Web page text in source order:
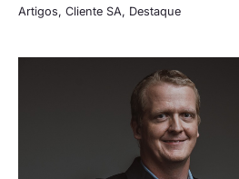
Artigos, Cliente SA, Destaque